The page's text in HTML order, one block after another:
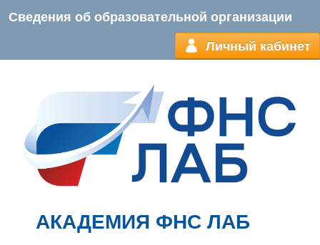
Сведения об образовательной организации
Личный кабинет
АКАДЕМИЯ ФНС ЛАБ